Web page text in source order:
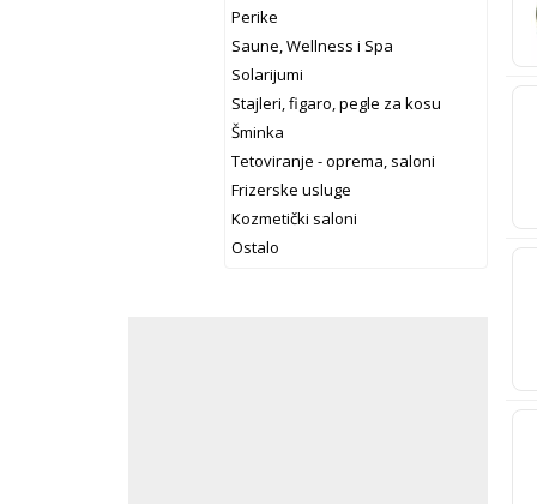
Perike
Saune, Wellness i Spa
Solarijumi
Stajleri, figaro, pegle za kosu
Šminka
Tetoviranje - oprema, saloni
Frizerske usluge
Kozmetički saloni
Ostalo